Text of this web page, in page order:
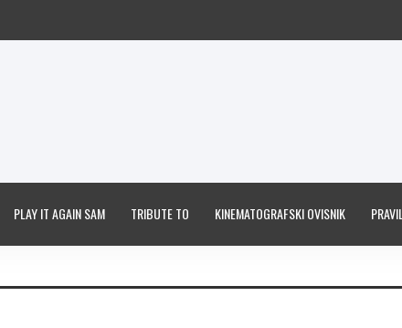
PLAY IT AGAIN SAM TRIBUTE TO KINEMATOGRAFSKI OVISNIK